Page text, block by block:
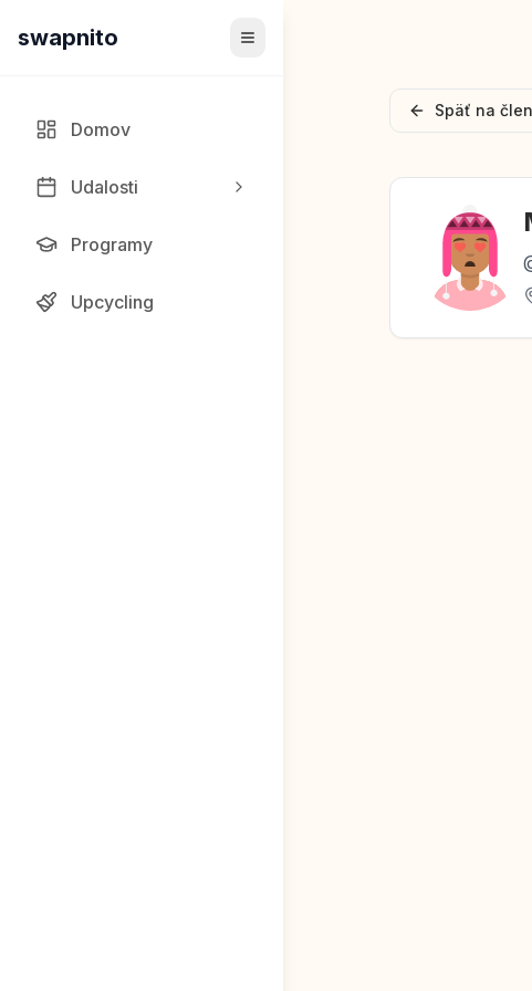
swapnito
Domov
Udalosti
Programy
Upcycling
Späť na